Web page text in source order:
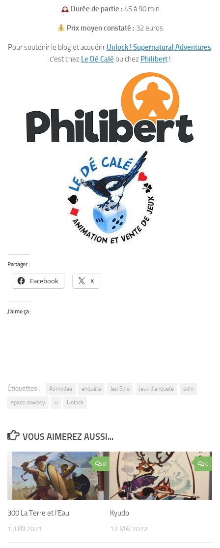
Durée de partie : 45 à 90 min
Prix moyen constaté : 32 euros
Pour soutenir le blog et acquérir Unlock ! Supernatural Adventures,
c’est chez Le Dé Calé ou chez Philibert!
Partager :
Facebook X
J’aime ça :
Étiquettes : Asmodee enquête Jeu Solo jeux d'enquete
solo
space cowboy
u Unlock
VOUS AIMEREZ AUSSI...
0
300 La Terre et l’Eau
1 JUIN 2021
0
Kyudo
12 MAI 2022